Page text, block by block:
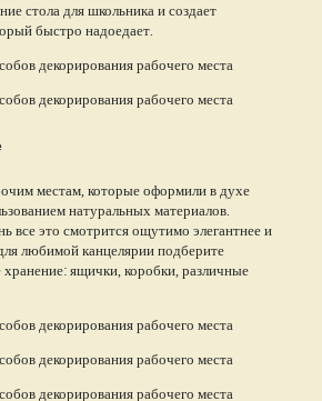
стола для школьника и создает
быстро надоедает.
местам, которые оформили в духе
натуральных материалов.
все это смотрится ощутимо элегантнее и
любимой канцелярии подберите
хранение: ящички, коробки, различные